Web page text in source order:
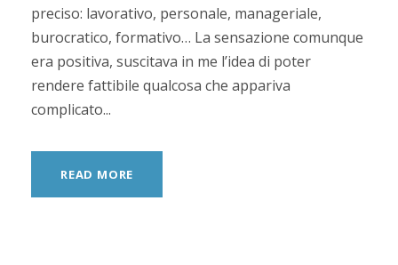
preciso: lavorativo, personale, manageriale,
burocratico, formativo… La sensazione comunque
era positiva, suscitava in me l’idea di poter
rendere fattibile qualcosa che appariva
complicato...
READ MORE